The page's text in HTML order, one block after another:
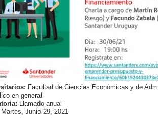
Facultad de Ciencias Económicas y de
en general
Llamado anual
Martes, Junio 29, 2021